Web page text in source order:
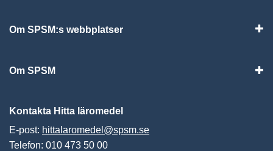
Om SPSM:s webbplatser
Om SPSM
Kontakta Hitta läromedel
E-post: hittalaromedel@spsm.se
Telefon: 010 473 50 00